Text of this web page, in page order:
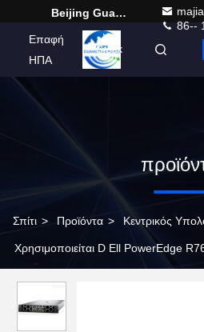
Beijing Guangtian Runze Technology Co., Ltd.
86--
Επαφή
ΗΠΑ
Greek
Σπίτι > Προϊόντα > Κεντρικός
Χρησιμοποιείται D Ell PowerEdge